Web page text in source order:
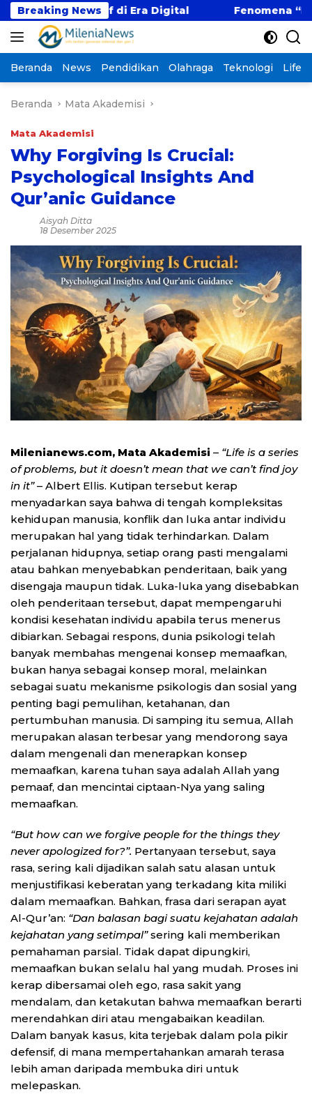
Langsung
ke
konten
Breaking News
di Era Digital Fenomena “Kabur Aja
Beranda News Pendidikan Olahraga Teknologi
Beranda Mata Akademisi
Mata Akademisi
Why Forgiving Is Crucial:
Psychological Insights And
Qur’anic Guidance
Aisyah Ditta
18 Desember 2025
Milenianews.com, Mata Akademisi – “Life is a series
of problems, but it doesn’t mean that we can’t find joy
in it”– Albert Ellis. Kutipan tersebut kerap
menyadarkan saya bahwa di tengah kompleksitas
kehidupan manusia, konflik dan luka antar individu
merupakan hal yang tidak terhindarkan. Dalam
perjalanan hidupnya, setiap orang pasti mengalami
atau bahkan menyebabkan penderitaan, baik yang
disengaja maupun tidak. Luka-luka yang disebabkan
oleh penderitaan tersebut, dapat mempengaruhi
kondisi kesehatan individu apabila terus menerus
dibiarkan. Sebagai respons, dunia psikologi telah
banyak membahas mengenai konsep memaafkan,
bukan hanya sebagai konsep moral, melainkan
sebagai suatu mekanisme psikologis dan sosial yang
penting bagi pemulihan, ketahanan, dan
pertumbuhan manusia. Di samping itu semua, Allah
merupakan alasan terbesar yang mendorong saya
dalam mengenali dan menerapkan konsep
memaafkan, karena tuhan saya adalah Allah yang
pemaaf, dan mencintai ciptaan-Nya yang saling
memaafkan.
“But how can we forgive people for the things they
never apologized for?”. Pertanyaan tersebut, saya
rasa, sering kali dijadikan salah satu alasan untuk
menjustifikasi keberatan yang terkadang kita miliki
dalam memaafkan. Bahkan, frasa dari serapan ayat
Al-Qur’an: “Dan balasan bagi suatu kejahatan adalah
kejahatan yang setimpal”sering kali memberikan
pemahaman parsial. Tidak dapat dipungkiri,
memaafkan bukan selalu hal yang mudah. Proses ini
kerap dibersamai oleh ego, rasa sakit yang
mendalam, dan ketakutan bahwa memaafkan berarti
merendahkan diri atau mengabaikan keadilan.
Dalam banyak kasus, kita terjebak dalam pola pikir
defensif, di mana mempertahankan amarah terasa
lebih aman daripada membuka diri untuk
melepaskan.